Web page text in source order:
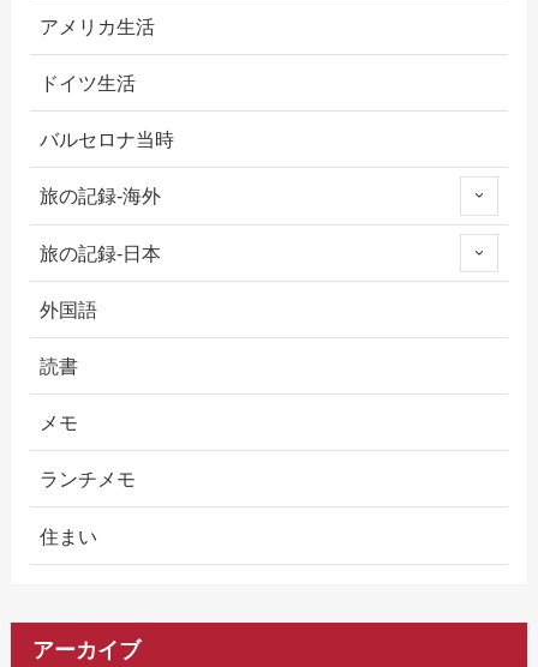
アメリカ生活
ドイツ生活
バルセロナ当時
旅の記録-海外
旅の記録-日本
外国語
読書
メモ
ランチメモ
住まい
アーカイブ